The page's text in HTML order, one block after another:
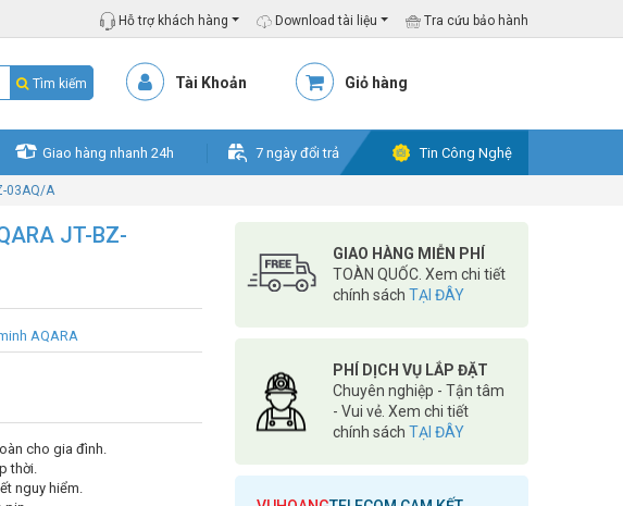
Hỗ trợ khách hàng Download tài liệu Tra cứu bảo hành
Tìm kiếm Tài Khoản Giỏ hàng
Giao hàng nhanh 24h 7 ngày đổi trả Tin Công Nghệ
03AQ/A
JT-BZ-
AQARA
cho gia đình.
thời.
nguy hiểm.
GIAO HÀNG MIỄN PHÍ
TOÀN QUỐC. Xem chi tiết
chính sách TẠI ĐÂY
PHÍ DỊCH VỤ LẮP ĐẶT
Chuyên nghiệp - Tận tâm
- Vui vẻ. Xem chi tiết
chính sách TẠI ĐÂY